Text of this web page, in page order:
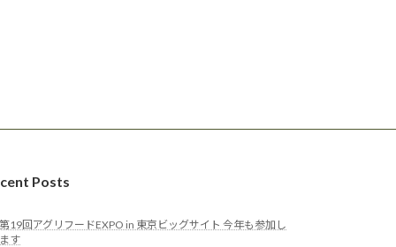
Posts
第19回アグリフードEXPO in 東京ビッグサイト 今年も参加し
ます